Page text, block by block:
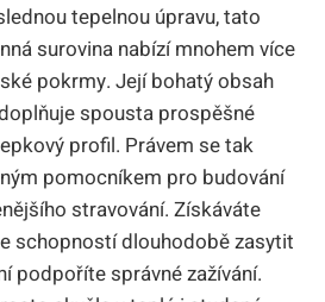
tepelnou úpravu, tato
surovina nabízí mnohem více
pokrmy. Její bohatý obsah
spousta prospěšné
profil. Právem se tak
pomocníkem pro budování
stravování. Získáváte
schopností dlouhodobě zasytit
podpoříte správné zažívání.